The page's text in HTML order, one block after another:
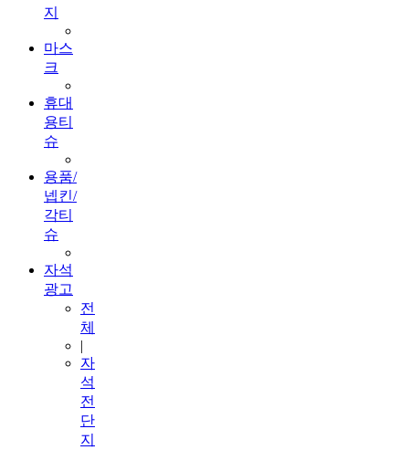
지
마스
크
휴대
용티
슈
용품/
넵킨/
각티
슈
자석
광고
전
체
|
자
석
전
단
지